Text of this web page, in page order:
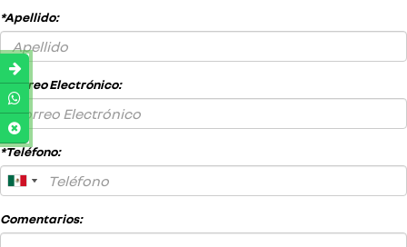
*Apellido:
*Correo Electrónico:
*Teléfono:
Comentarios: